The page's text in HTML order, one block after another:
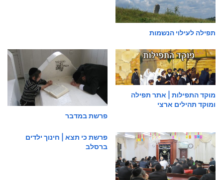
תפילה לעילוי הנשמות
מוקד התפילות | אתר תפילה
ומוקד תהילים ארצי
פרשת במדבר
פרשת כי תצא | חינוך ילדים
ברסלב